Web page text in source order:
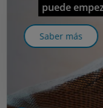
puede empezar
Saber más